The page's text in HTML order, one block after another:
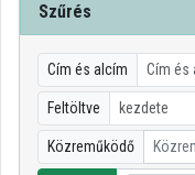
Bejelentkezés
Intézményi felfedezés
Kategóriák
Intézményi listák
Szűrés
Cím és alcím
Feltöltve
Közreműködő